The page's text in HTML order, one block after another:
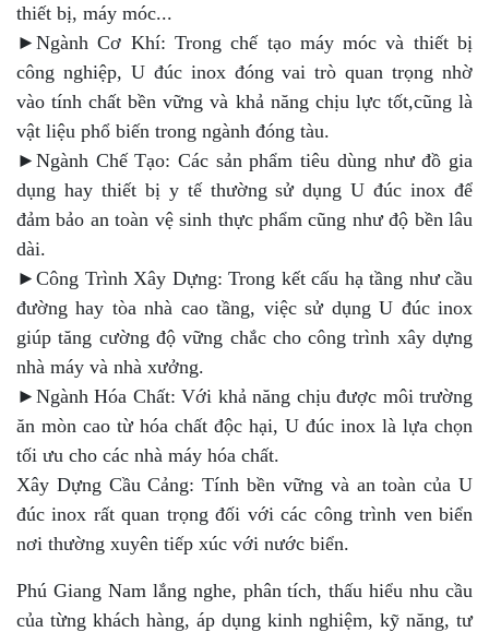
thiết bị, máy móc...
►Ngành Cơ Khí: Trong chế tạo máy móc và thiết bị
công nghiệp, U đúc inox đóng vai trò quan trọng nhờ
vào tính chất bền vững và khả năng chịu lực tốt,cũng là
vật liệu phổ biến trong ngành đóng tàu.
►Ngành Chế Tạo: Các sản phẩm tiêu dùng như đồ gia
dụng hay thiết bị y tế thường sử dụng U đúc inox để
đảm bảo an toàn vệ sinh thực phẩm cũng như độ bền lâu
dài.
►Công Trình Xây Dựng: Trong kết cấu hạ tầng như cầu
đường hay tòa nhà cao tầng, việc sử dụng U đúc inox
giúp tăng cường độ vững chắc cho công trình xây dựng
nhà máy và nhà xưởng.
►Ngành Hóa Chất: Với khả năng chịu được môi trường
ăn mòn cao từ hóa chất độc hại, U đúc inox là lựa chọn
tối ưu cho các nhà máy hóa chất.
Xây Dựng Cầu Cảng: Tính bền vững và an toàn của U
đúc inox rất quan trọng đối với các công trình ven biển
nơi thường xuyên tiếp xúc với nước biển.
Phú Giang Nam lắng nghe, phân tích, thấu hiểu nhu cầu
của từng khách hàng, áp dụng kinh nghiệm, kỹ năng, tư